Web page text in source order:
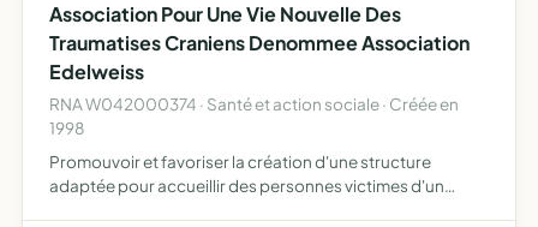
Association Pour Une Vie Nouvelle Des
Traumatises Craniens Denommee Association
Edelweiss
RNA W042000374 · Santé et action sociale · Créée en
1998
Promouvoir et favoriser la création d'une structure
adaptée pour accueillir des personnes victimes d'un